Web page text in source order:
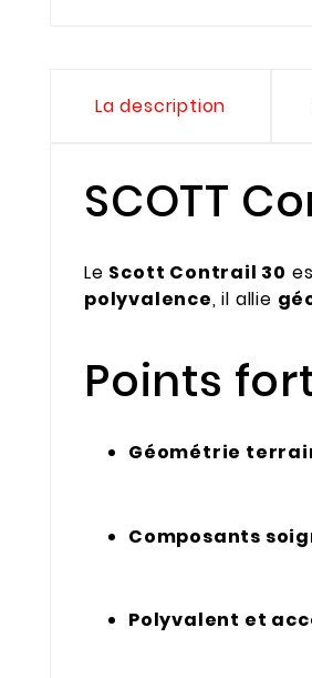
La description
SCOTT
Le Scott Contrail 30
polyvalence, il allie
Points
Géométrie
Composants
Polyvalent et